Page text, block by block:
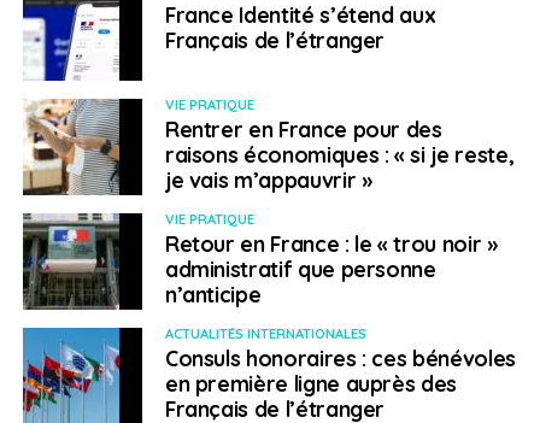
France Identité s’étend aux
Français de l’étranger
VIE PRATIQUE
Rentrer en France pour des
raisons économiques : « si je reste,
je vais m’appauvrir »
VIE PRATIQUE
Retour en France : le « trou noir »
administratif que personne
n’anticipe
ACTUALITÉS INTERNATIONALES
Consuls honoraires : ces bénévoles
en première ligne auprès des
Français de l’étranger